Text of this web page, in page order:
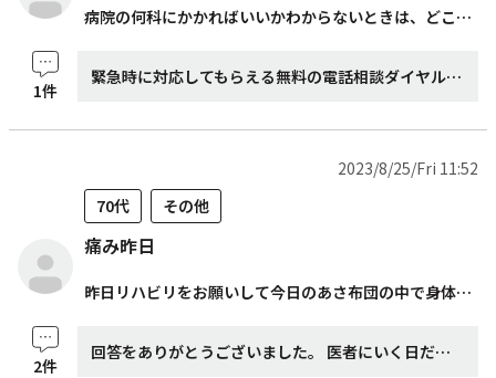
病院の何科にかかればいいかわからないときは、どこに相談したらいいですか?
1件
緊急時に対応してもらえる無料の電話相談ダイヤル(#7119 救急相談センター)というものがあります。 短縮番号#7119とプッシュすることで「救急電話相談窓口」か「医療機関案内」に繋がり、医師・看護師等のアドバイスを受けることができます。 「何科の病院に行けばいいかわかならない」時にも、こちらに掛けていただくと、受診すべき適切な診療科を教えてくれます。 ※その際に→何をした時、どの部位にどんな症状が(症状の強さや症状の増減等も)いつからどれくらい(何分くらい)続いているか。またその他に症状はあるか、既往歴なども伝えていただけるといいでしょう。
70代 その他
2023/8/25/Fri 11:52
痛み昨日
昨日リハビリをお願いして今日のあさ布団の中で身体中が痛いのは揉み返しみたいなものですか？
2件
回答をありがとうございました。 医者にいく日だったので身体を動かして担当医に相談しているうちに身体がらくになり薬を処方してもらいついでに電気をかけて貰ったら帰りには楽になりました。その日は風呂に入りのんびりと過ごしました。今日の朝は少し寝坊して痛みは多少ありましたが頑張ります。 ありがとうございました。